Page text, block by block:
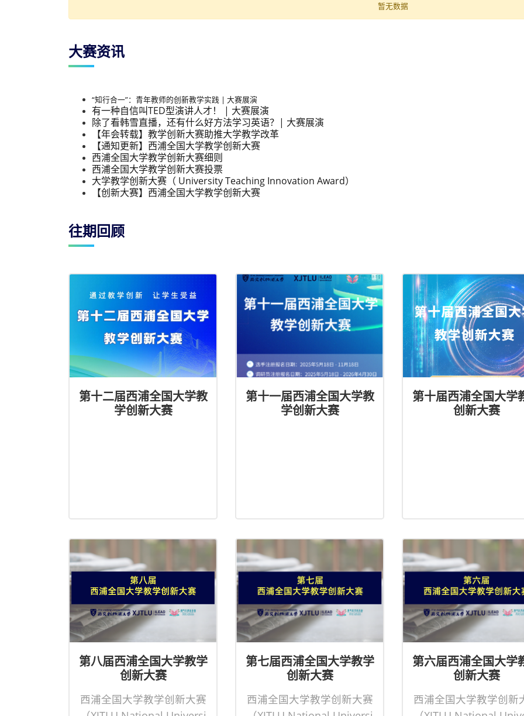
暂无数据
大赛资讯
“知行合一”：青年教师的创新教学实践 | 大赛展演
有一种自信叫TED型演讲人才！ | 大赛展演
除了看韩雪直播，还有什么好方法学习英语？| 大赛展演
【年会转载】教学创新大赛助推大学教学改革
【通知更新】西浦全国大学教学创新大赛
西浦全国大学教学创新大赛细则
西浦全国大学教学创新大赛投票
大学教学创新大赛（ University Teaching Innovation Award）
【创新大赛】西浦全国大学教学创新大赛
往期回顾
第十二届西浦全国大学教
学创新大赛
第十一届西浦全国大学教
学创新大赛
第十届西浦全国大学
创新大赛
第八届西浦全国大学教学
创新大赛
西浦全国大学教学创新大赛
第七届西浦全国大学教学
创新大赛
西浦全国大学教学创新大赛
第六届西浦全国大学
创新大赛
西浦全国大学教学创新